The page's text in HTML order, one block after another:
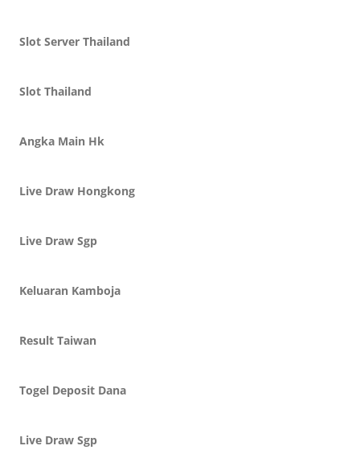
Slot Server Thailand
Slot Thailand
Angka Main Hk
Live Draw Hongkong
Live Draw Sgp
Keluaran Kamboja
Result Taiwan
Togel Deposit Dana
Live Draw Sgp